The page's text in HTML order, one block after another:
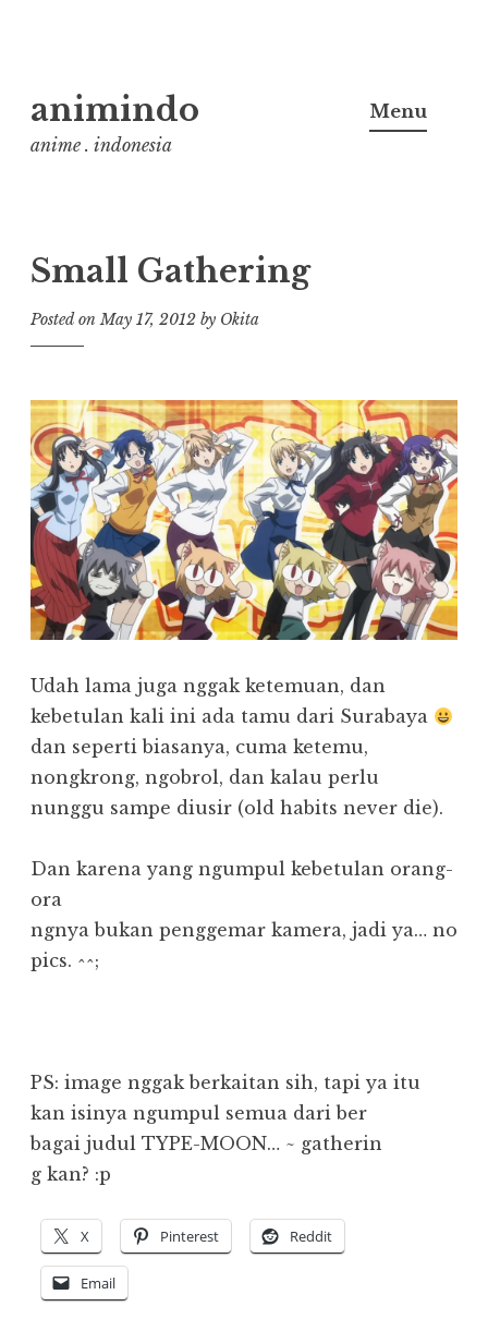
to
content
animindo
anime . indonesia
Menu
Small Gathering
Posted onMay 17, 2012 by Okita
Udah lama juga nggak ketemuan, dan
kebetulan kali ini ada tamu dari Surabaya
dan seperti biasanya, cuma ketemu,
nongkrong, ngobrol, dan kalau perlu
nunggu sampe diusir (old habits never die).
Dan karena yang ngumpul kebetulan orang-
ora
ngnya bukan penggemar kamera, jadi ya… no
pics. ^^;
PS: image nggak berkaitan sih, tapi ya itu
kan isinya ngumpul semua dari ber
bagai judul TYPE-MOON… ~ gatherin
g kan? :p
X Pinterest Reddit
Email